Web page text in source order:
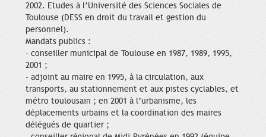
2002. Etudes à l’Université des Sciences Sociales de
Toulouse (DESS en droit du travail et gestion du
personnel).
Mandats publics :
- conseiller municipal de Toulouse en 1987, 1989, 1995,
2001 ;
- adjoint au maire en 1995, à la circulation, aux
transports, au stationnement et aux pistes cyclables, et
métro toulousain ; en 2001 à l’urbanisme, les
déplacements urbains et la coordination des maires
délégués de quartier ;